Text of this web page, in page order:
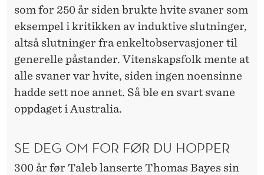
som for 250 år siden brukte hvite svaner som
eksempel i kritikken av induktive slutninger,
altså slutninger fra enkeltobservasjoner til
generelle påstander. Vitenskapsfolk mente at
alle svaner var hvite, siden ingen noensinne
hadde sett noe annet. Så ble en svart svane
oppdaget i Australia.
SE DEG OM FOR FØR DU HOPPER
300 år før Taleb lanserte Thomas Bayes sin